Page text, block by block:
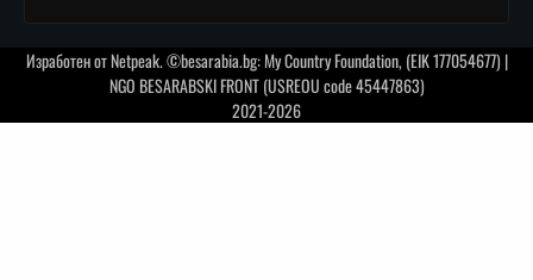
Изработен отNetpeak. ©besarabia.bg: My Country Foundation, (EIK 177054677) |
NGO BESARABSKI FRONT (USREOU code 45447863)
2021-2026